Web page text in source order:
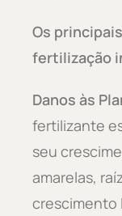
Os
fertilização
Danos às
fertilizante
seu
amarelas,
crescimento